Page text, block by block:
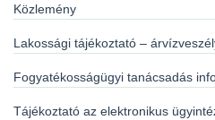
Közlemény
Lakossági tájékoztató –
Fogyatékosságügyi tanácsadás
Tájékoztató az elektronikus